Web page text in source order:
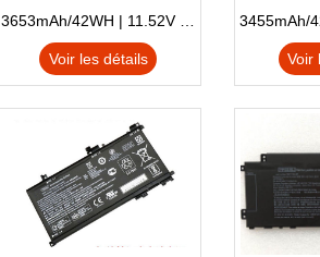
X705NC X705UA X705UV
X705UN X705UD
Voir les détails
E410MA
Voir